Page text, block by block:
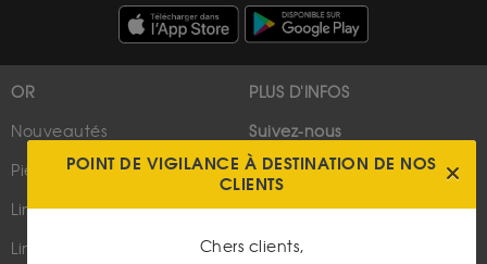
OR
Nouveautés
Pièces d'or d'investissement
Lingots et lingotins
Lingot 1Kg Or
PLUS D'INFOS
Suivez-nous
POINT DE VIGILANCE À DESTINATION DE NOS
CLIENTS
Chers clients,